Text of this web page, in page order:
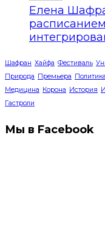
Елена
Шафран Хайфа Фестиваль
Природа Премьера Политика
Медицина Корона История
Гастроли
Мы в Facebook